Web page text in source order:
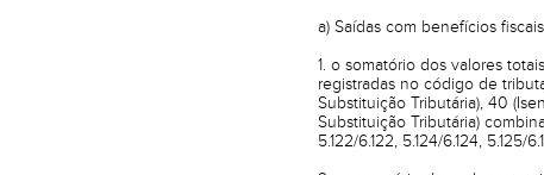
a) Saídas com benefícios
1. o somatório dos valores
registradas no código de
Substituição Tributária), 40
Substituição Tributária)
5.122/6.122, 5.124/6.124,